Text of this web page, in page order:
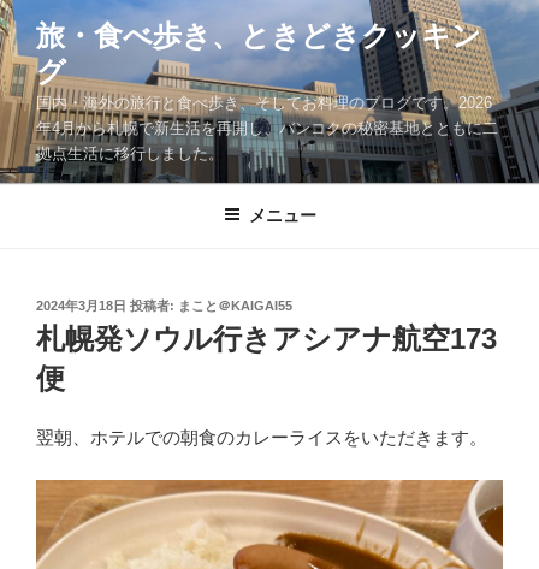
コ
ン
テ
ン
ツ
へ
ス
旅・食べ歩き、ときどきクッキン
グ
国内・海外の旅行と食べ歩き、そしてお料理のブログです。2026
年4月から札幌で新生活を再開し、バンコクの秘密基地とともに二
拠点生活に移行しました。
メニュー
投
稿
日:
2024年3月18日 投稿者: まこと＠KAIGAI55
札幌発ソウル行きアシアナ航空173
便
翌朝、ホテルでの朝食のカレーライスをいただきます。